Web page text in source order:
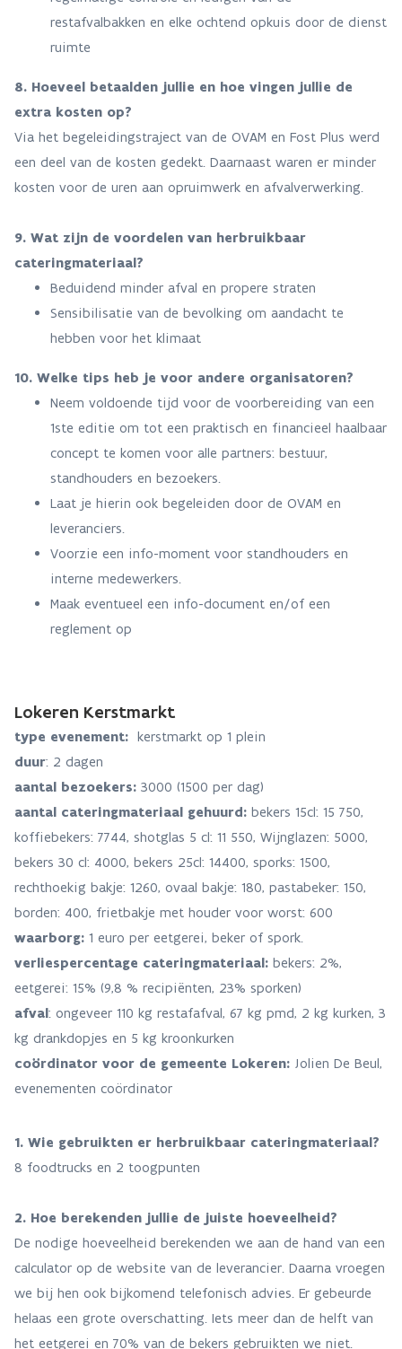
restafvalbakken en elke ochtend opkuis door de dienst
ruimte
8. Hoeveel betaalden jullie en hoe vingen jullie de
extra kosten op?
Via het begeleidingstraject van de OVAM en Fost Plus werd
een deel van de kosten gedekt. Daarnaast waren er minder
kosten voor de uren aan opruimwerk en afvalverwerking.
9. Wat zijn de voordelen van herbruikbaar
cateringmateriaal?
Beduidend minder afval en propere straten
Sensibilisatie van de bevolking om aandacht te
hebben voor het klimaat​​​​​​​
10. Welke tips heb je voor andere organisatoren?
Neem voldoende tijd voor de voorbereiding van een
1ste editie om tot een praktisch en financieel haalbaar
concept te komen voor alle partners: bestuur,
standhouders en bezoekers.
Laat je hierin ook begeleiden door de OVAM en
leveranciers.
Voorzie een info-moment voor standhouders en
interne medewerkers.
Maak eventueel een info-document en/of een
reglement op
Lokeren Kerstmarkt
type evenement: kerstmarkt op 1 plein
duur: 2 dagen
aantal bezoekers: 3000 (1500 per dag)
aantal cateringmateriaal gehuurd: bekers 15cl: 15 750,
koffiebekers: 7744, shotglas 5 cl: 11 550, Wijnglazen: 5000,
bekers 30 cl: 4000, bekers 25cl: 14400, sporks: 1500,
rechthoekig bakje: 1260, ovaal bakje: 180, pastabeker: 150,
borden: 400, frietbakje met houder voor worst: 600
waarborg: 1 euro per eetgerei, beker of spork.
verliespercentage cateringmateriaal: bekers: 2%,
eetgerei: 15% (9,8 % recipiënten, 23% sporken)
​​​​​​​afval: ongeveer 110 kg restafafval, 67 kg pmd, 2 kg kurken, 3
kg drankdopjes en 5 kg kroonkurken
coördinator voor de gemeente Lokeren: Jolien De Beul,
evenementen coördinator
1. Wie gebruikten er herbruikbaar cateringmateriaal?
8 foodtrucks en 2 toogpunten
2. Hoe berekenden jullie de juiste hoeveelheid?
De nodige hoeveelheid berekenden we aan de hand van een
calculator op de website van de leverancier. Daarna vroegen
we bij hen ook bijkomend telefonisch advies. Er gebeurde
helaas een grote overschatting. Iets meer dan de helft van
het eetgerei en 70% van de bekers gebruikten we niet.